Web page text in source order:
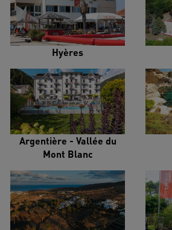
Hyères
Argentière - Vallée du
Mont Blanc